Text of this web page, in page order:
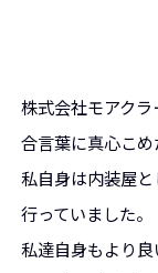
株式会社モアク
合言葉に真心こめ
私自身は内装屋と
行っていました。
私達自身もより良